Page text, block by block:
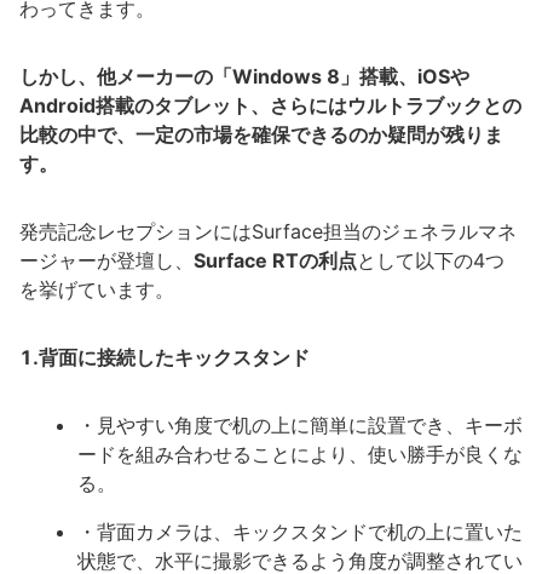
わってきます。
しかし、他メーカーの「Windows 8」搭載、iOSや
Android搭載のタブレット、さらにはウルトラブックとの
比較の中で、一定の市場を確保できるのか疑問が残りま
す。
発売記念レセプションにはSurface担当のジェネラルマネ
ージャーが登壇し、 Surface RTの利点として以下の4つ
を挙げています。
1.背面に接続したキックスタンド
・見やすい角度で机の上に簡単に設置でき、キーボ
ードを組み合わせることにより、使い勝手が良くな
る。
・背面カメラは、キックスタンドで机の上に置いた
状態で、水平に撮影できるよう角度が調整されてい